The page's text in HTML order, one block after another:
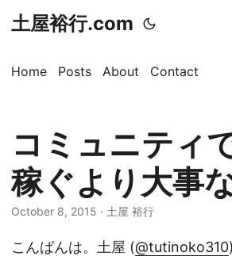
土屋裕行.com
Home Posts About Contact
コミュニティ
稼ぐより大事
October 8, 2015 · 土屋 裕行
こんばんは。土屋 (@tutinoko310